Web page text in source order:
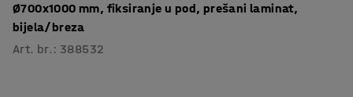
Ø700x1000 mm, fiksiranje u pod, prešani laminat,
bijela/breza
Art. br. : 388532